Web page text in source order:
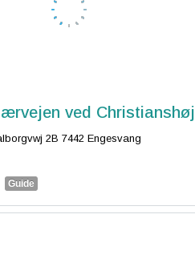
ved Christianshøj
2B 7442 Engesvang
Guide